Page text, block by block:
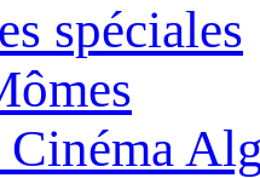
spéciales
Cinéma